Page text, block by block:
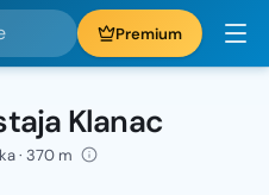
Premium
Klanac
· 370 m